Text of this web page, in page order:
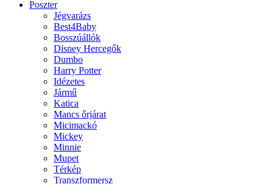
Poszter
Jégvarázs
Best4Baby
Bosszúállók
Disney Hercegők
Dumbo
Harry Potter
Idézetes
Jármű
Katica
Mancs őrjárat
Micimackó
Mickey
Minnie
Mupet
Térkép
Transzformersz